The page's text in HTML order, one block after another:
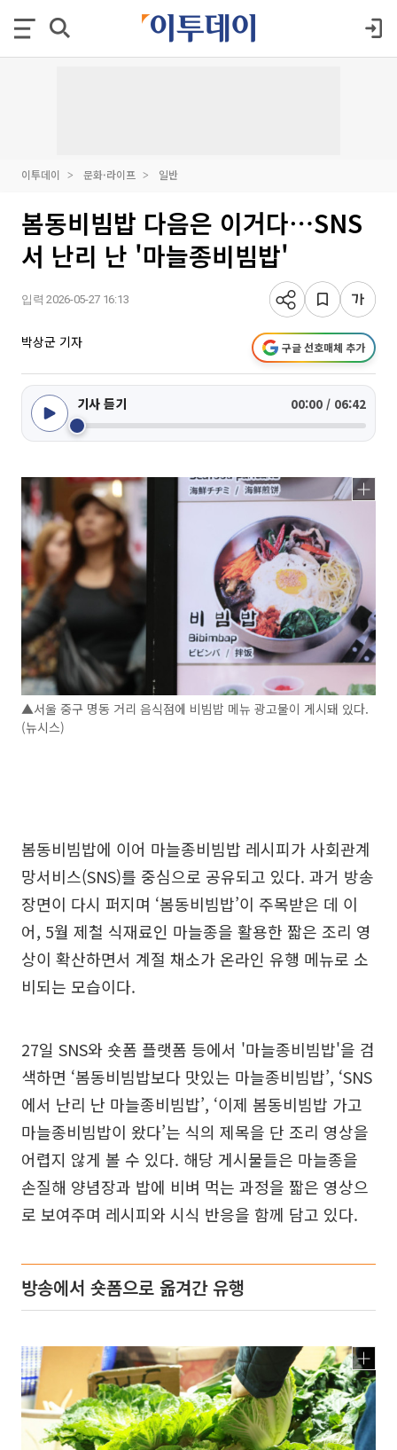
이투데이 문화·라이프 일반
봄동비빔밥 다음은 이거다⋯SNS
서 난리 난 '마늘종비빔밥'
입력 2026-05-27 16:13
박상군 기자 구글 선호매체 추가
기사 듣기 00:00 / 06:42
▲서울 중구 명동 거리 음식점에 비빔밥 메뉴 광고물이 게시돼 있다.
(뉴시스)
봄동비빔밥에 이어 마늘종비빔밥 레시피가 사회관계
망서비스(SNS)를 중심으로 공유되고 있다. 과거 방송
장면이 다시 퍼지며 ‘봄동비빔밥’이 주목받은 데 이
어, 5월 제철 식재료인 마늘종을 활용한 짧은 조리 영
상이 확산하면서 계절 채소가 온라인 유행 메뉴로 소
비되는 모습이다.
27일 SNS와 숏폼 플랫폼 등에서 '마늘종비빔밥'을 검
색하면 ‘봄동비빔밥보다 맛있는 마늘종비빔밥’, ‘SNS
에서 난리 난 마늘종비빔밥’, ‘이제 봄동비빔밥 가고
마늘종비빔밥이 왔다’는 식의 제목을 단 조리 영상을
어렵지 않게 볼 수 있다. 해당 게시물들은 마늘종을
손질해 양념장과 밥에 비벼 먹는 과정을 짧은 영상으
로 보여주며 레시피와 시식 반응을 함께 담고 있다.
방송에서 숏폼으로 옮겨간 유행